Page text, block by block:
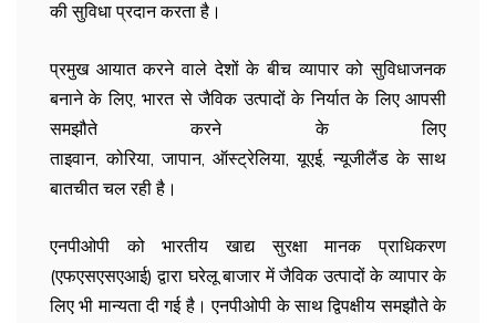
की सुविधा प्रदान करता है।
प्रमुख आयात करने वाले देशों के बीच व्यापार को सुविधाजनक
बनाने के लिए, भारत से जैविक उत्पादों के निर्यात के लिए आपसी
समझौते करने के लिए
ताइवान, कोरिया, जापान, ऑस्ट्रेलिया, यूएई, न्यूजीलैंड के साथ
बातचीत चल रही है।
एनपीओपी को भारतीय खाद्य सुरक्षा मानक प्राधिकरण
(एफएसएसएआई) द्वारा घरेलू बाजार में जैविक उत्पादों के व्यापार के
लिए भी मान्यता दी गई है। एनपीओपी के साथ द्विपक्षीय समझौते के